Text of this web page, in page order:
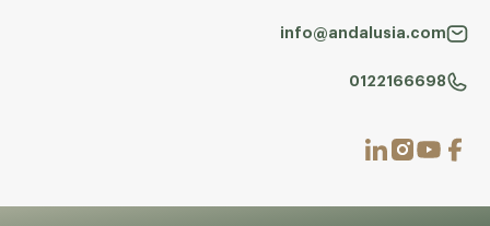
info@andalusia.com
0122166698